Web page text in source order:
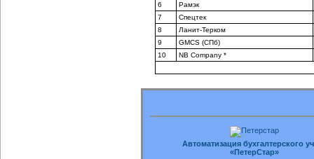
6
Рамэк
7
Спецтек
8
Ланит-Терком
9
GMCS (СПб)
10
NB Company *
Автоматизация бухгалтерского
«ПетерСтар»